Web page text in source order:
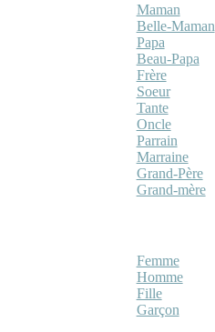
Maman
Belle-Maman
Papa
Beau-Papa
Frère
Soeur
Tante
Oncle
Parrain
Marraine
Grand-Père
Grand-mère
Femme
Homme
Fille
Garçon